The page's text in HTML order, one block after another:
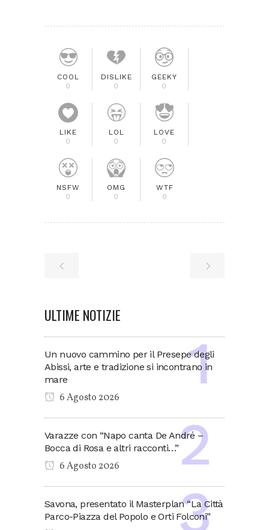
COOL
0
DISLIKE
0
GEEKY
0
LIKE
0
LOL
0
LOVE
0
NSFW
0
OMG
0
WTF
0
ULTIME NOTIZIE
Un nuovo cammino per il Presepe degli
Abissi, arte e tradizione si incontrano in
mare
6 Agosto 2026
Varazze con “Napo canta De André –
Bocca di Rosa e altri racconti…”
6 Agosto 2026
Savona, presentato il Masterplan “La Città
Parco-Piazza del Popolo e Orti Folconi”